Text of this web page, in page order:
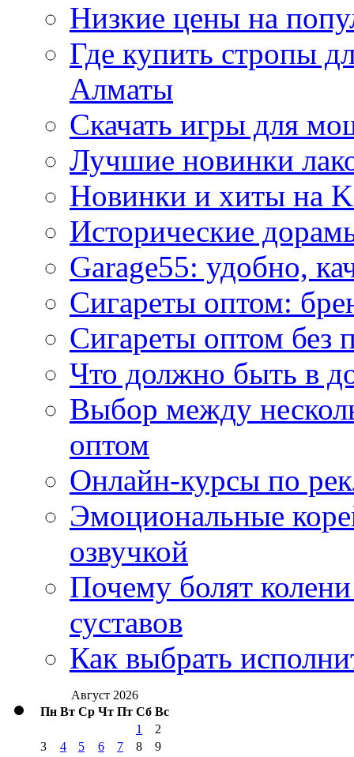
Низкие цены на
Где купить стропы
Алматы
Скачать игры для
Лучшие новинки
Новинки и хиты на
Исторические
Garage55: удобно,
Сигареты оптом:
Сигареты оптом без
Что должно быть в
Выбор между
оптом
Онлайн-курсы по
Эмоциональные
озвучкой
Почему болят
суставов
Как выбрать
Август 2026
Пн Вт Ср Чт Пт Сб Вс
1
2
3
4 5 6 7 8
9